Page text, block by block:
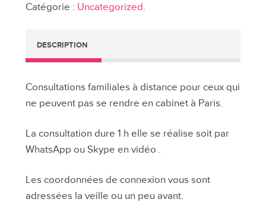
en
familiales
d'octobre
et
novembre
2023
Catégorie : Uncategorized.
DESCRIPTION
Consultations familiales à distance pour ceux qui
ne peuvent pas se rendre en cabinet à Paris.
La consultation dure 1 h elle se réalise soit par
WhatsApp ou Skype en vidéo .
Les coordonnées de connexion vous sont
adressées la veille ou un peu avant.